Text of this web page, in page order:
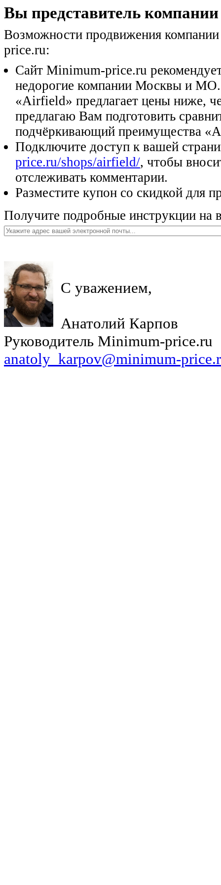
Вы представитель
Возможности продвижения
price.ru:
Сайт Minimum-price.ru
недорогие компании Москвы и
«Airfield» предлагает цены ниже,
предлагаю Вам подготовить
подчёркивающий преимущества
Подключите доступ к вашей
price.ru/shops/airfield/, чтобы
отслеживать комментарии.
Разместите купон со скидкой для
Получите подробные инструкции на
С уважением,
Анатолий Карпов
Руководитель Minimum-price.ru
anatoly_karpov@minimum-